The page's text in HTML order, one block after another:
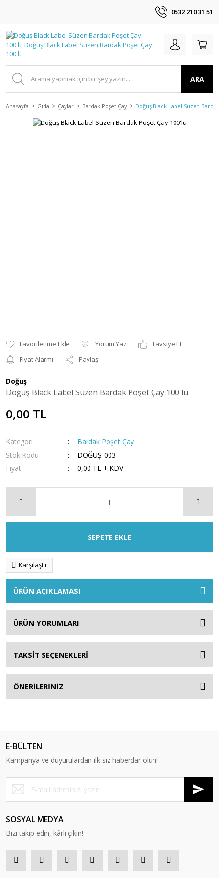
0532 210 31 51
ARA
Anasayfa Gıda Çaylar Bardak Poşet Çay Doğuş Black Label Süzen
Yorum Yaz
Tavsiye Et
Fiyat Alarmı
Paylaş
Doğuş
Doğuş Black Label Süzen Bardak Poşet Çay 100'lü
0,00 TL
Kategori
Bardak Poşet Çay
Stok Kodu
DOĞUŞ-003
Fiyat
0,00 TL + KDV
SEPETE EKLE
Karşılaştır
ÜRÜN AÇIKLAMASI
ÜRÜN YORUMLARI
TAKSİT SEÇENEKLERİ
ÖNERİLERİNİZ
E-BÜLTEN
Kampanya ve duyurulardan ilk siz haberdar olun!
SOSYAL MEDYA
Bizi takip edin, kârlı çıkın!